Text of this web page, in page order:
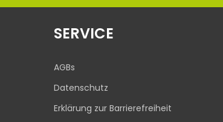
SERVICE
AGBs
Datenschutz
Erklärung zur Barrierefreiheit